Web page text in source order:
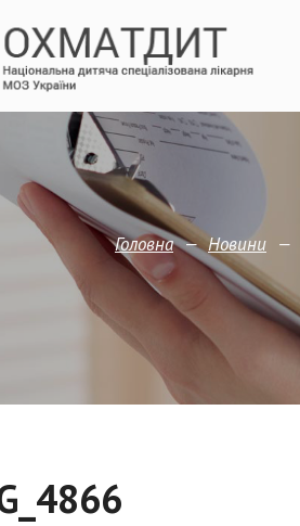
Головна — Новини —